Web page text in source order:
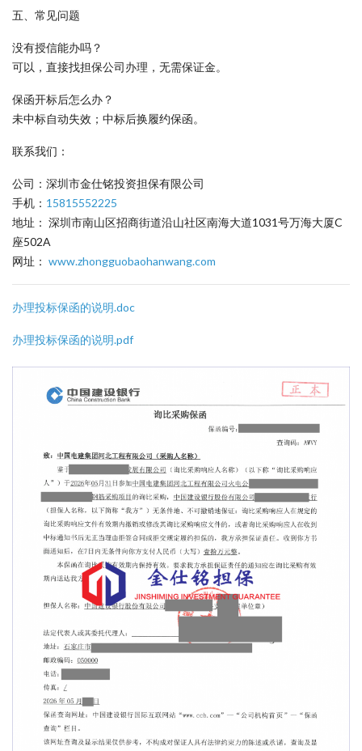
五、常见问题
没有授信能办吗？
可以，直接找担保公司办理，无需保证金。
保函开标后怎么办？
未中标自动失效；中标后换履约保函。
联系我们：
公司：深圳市金仕铭投资担保有限公司
手机： 15815552225
地址： 深圳市南山区招商街道沿山社区南海大道1031号万海大厦C
座502A
网址： www.zhongguobaohanwang.com
办理投标保函的说明.doc
办理投标保函的说明.pdf